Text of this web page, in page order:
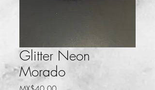
Glitter Neon
Morado